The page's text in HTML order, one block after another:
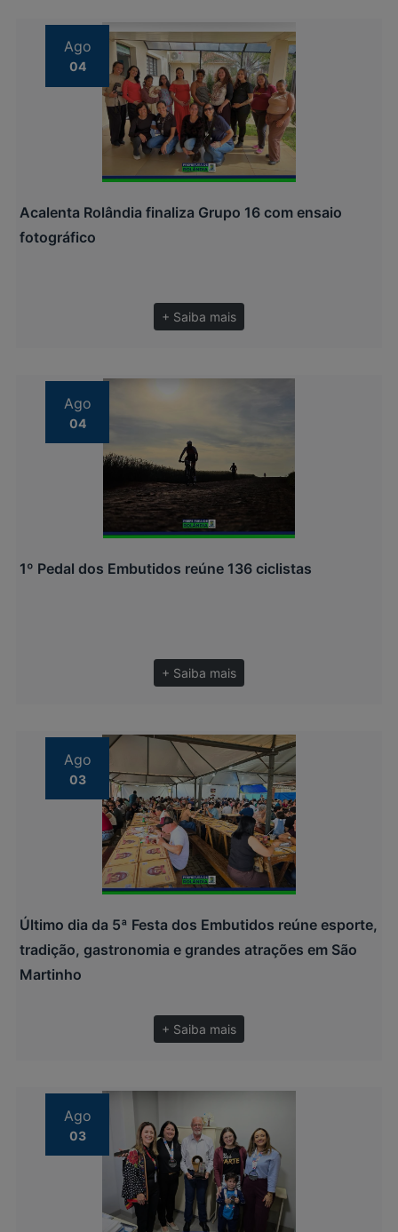
Ago
04
Acalenta Rolândia finaliza Grupo 16 com ensaio
fotográfico
+ Saiba mais
Ago
04
1º Pedal dos Embutidos reúne 136 ciclistas
+ Saiba mais
Ago
03
Último dia da 5ª Festa dos Embutidos reúne esporte,
tradição, gastronomia e grandes atrações em São
Martinho
+ Saiba mais
Ago
03